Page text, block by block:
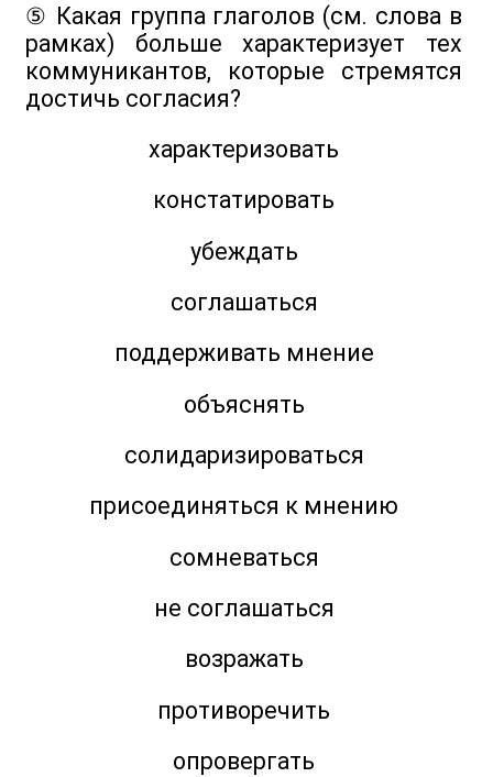
⑤ Какая группа глаголов (см. слова в
рамках) больше характеризует тех
коммуникантов, которые стремятся
достичь согласия?
характеризовать
констатировать
убеждать
соглашаться
поддерживать мнение
объяснять
солидаризироваться
присоединяться к мнению
сомневаться
не соглашаться
возражать
противоречить
опровергать